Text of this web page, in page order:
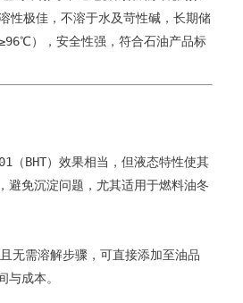
性极佳，不溶于水及苛性碱，长期储
），安全性强，符合石油产品标
（BHT）效果相当，但液态特性使其
避免沉淀问题，尤其适用于燃料油冬
无需溶解步骤，可直接添加至油品
与成本。